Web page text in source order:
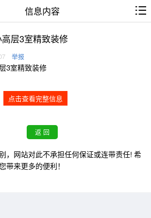
信息内容
层3室精致装修
举报
3室精致装修
点击查看完整信息
，网站对此不承担任何保证或连带责任! 希
带来更多的便利！